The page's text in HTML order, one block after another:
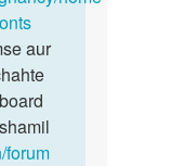
aur
forum